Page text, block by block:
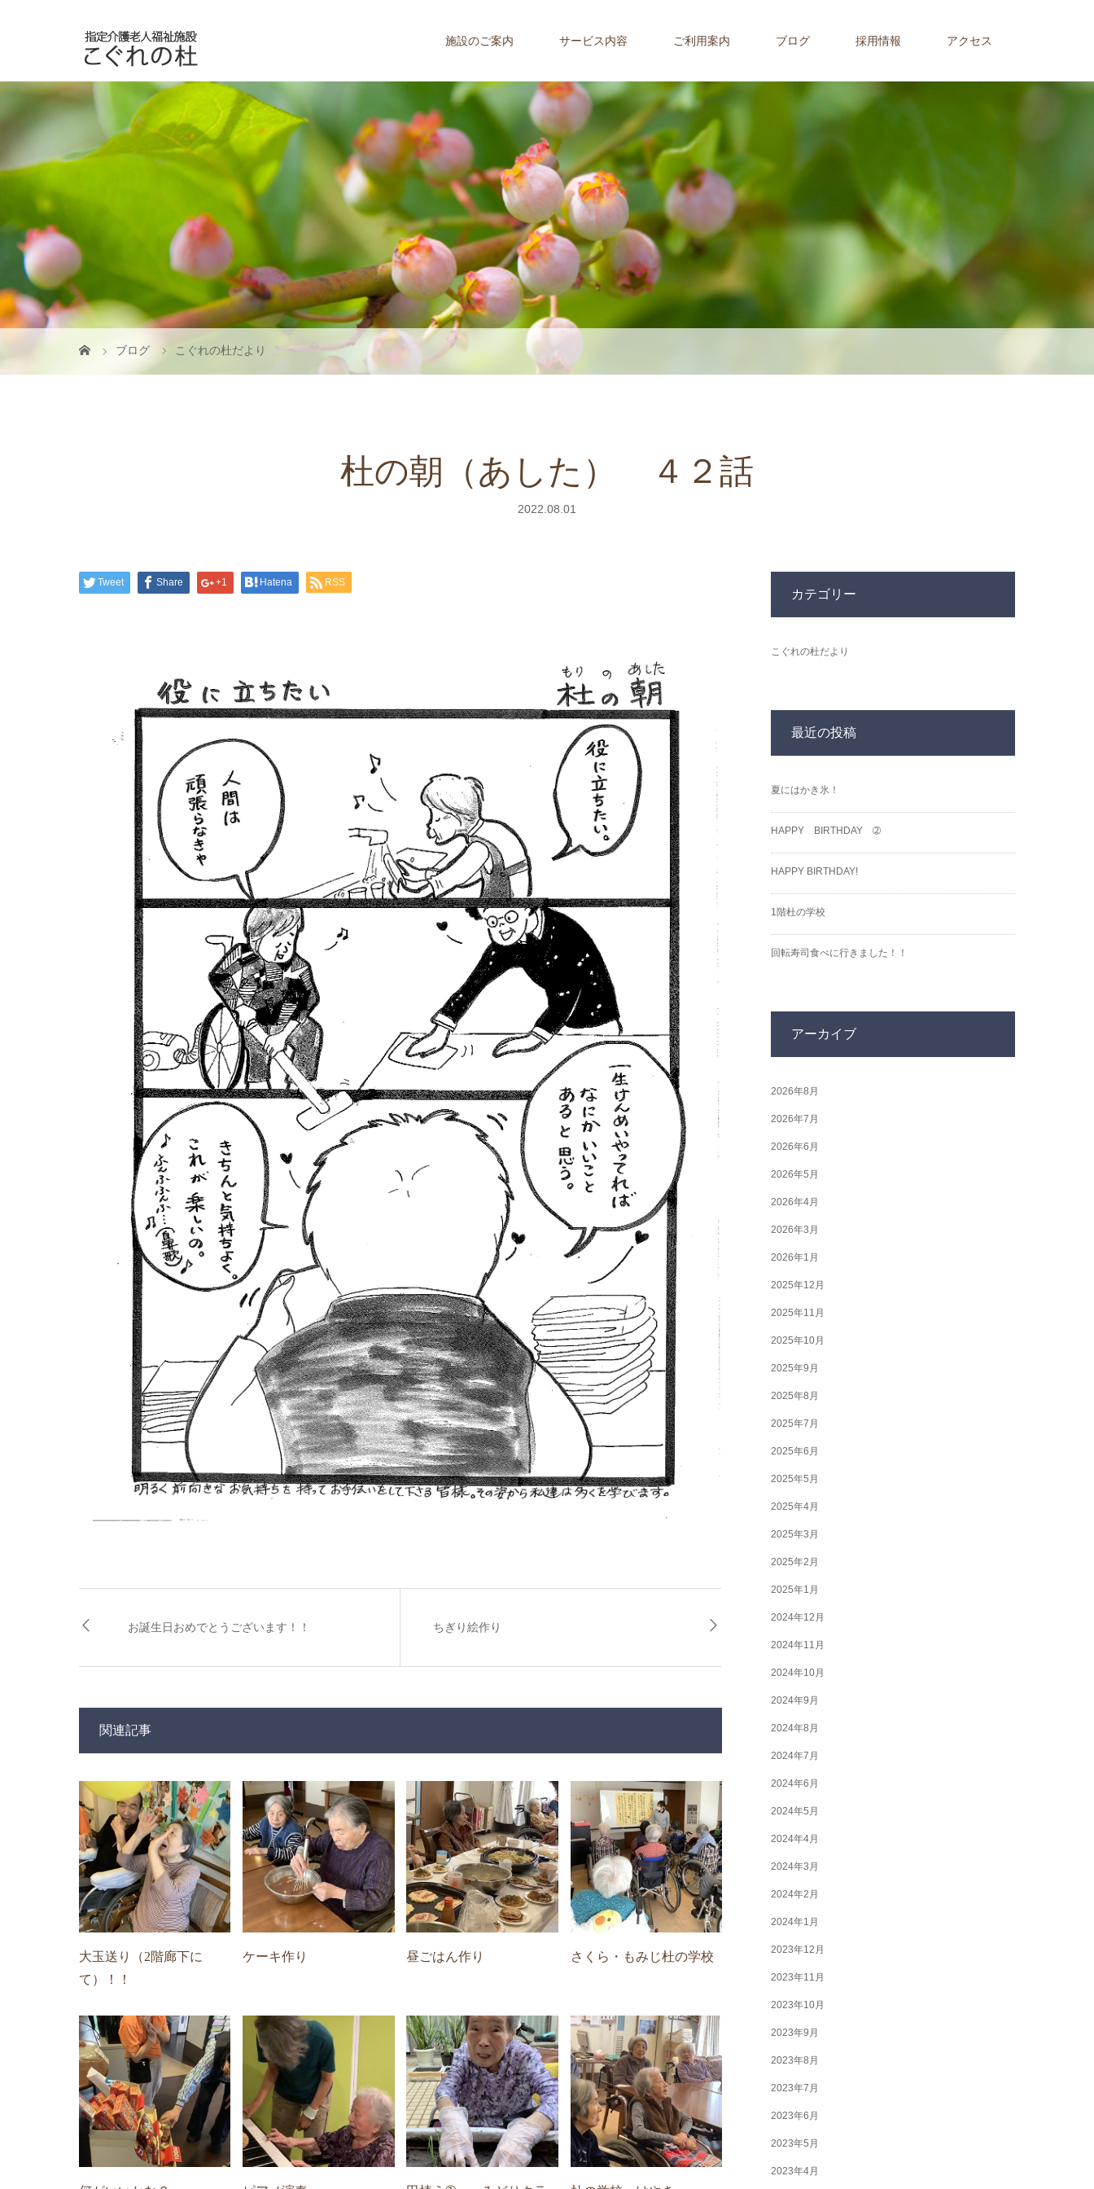
施設のご案内 サービス内容 ご利用案内 ブログ 採用情報 アクセス
ブログ こぐれの杜だより
杜の朝（あした） ４２話
2022.08.01
Tweet Share +1 Hatena RSS
お誕生日おめでとうございます！！ ちぎり絵作り
関連記事
大玉送り（2階廊下に
て）！！
ケーキ作り 昼ごはん作り さくら・もみじ杜の学校
カテゴリー
こぐれの杜だより
最近の投稿
夏にはかき氷！
HAPPY BIRTHDAY ➁
HAPPY BIRTHDAY!
1階杜の学校
回転寿司食べに行きました！！
アーカイブ
2026年8月
2026年7月
2026年6月
2026年5月
2026年4月
2026年3月
2026年1月
2025年12月
2025年11月
2025年10月
2025年9月
2025年8月
2025年7月
2025年6月
2025年5月
2025年4月
2025年3月
2025年2月
2025年1月
2024年12月
2024年11月
2024年10月
2024年9月
2024年8月
2024年7月
2024年6月
2024年5月
2024年4月
2024年3月
2024年2月
2024年1月
2023年12月
2023年11月
2023年10月
2023年9月
2023年8月
2023年7月
2023年6月
2023年5月
2023年4月